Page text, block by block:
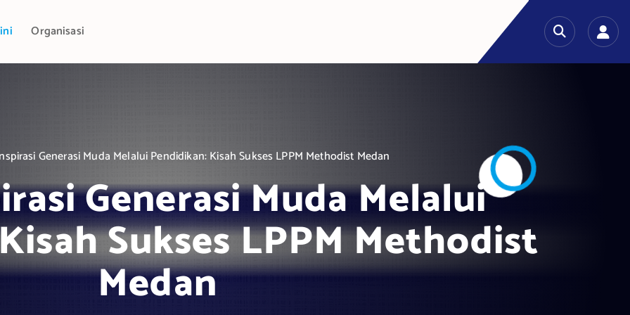
Organisasi
Generasi Muda Melalui Pendidikan: Kisah Sukses LPPM Methodist Medan
Generasi Muda Melalui
Sukses LPPM Methodist
Medan